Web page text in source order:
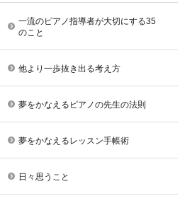
一流のピアノ指導者が大切にする35
のこと
他より一歩抜き出る考え方
夢をかなえるピアノの先生の法則
夢をかなえるレッスン手帳術
日々思うこと